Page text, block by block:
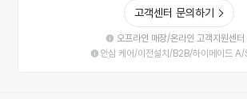
고객센터 문의하기
오프라인 매장/온라인 고객지원센터
안심 케어/이전설치/B2B/하이메이드 A/